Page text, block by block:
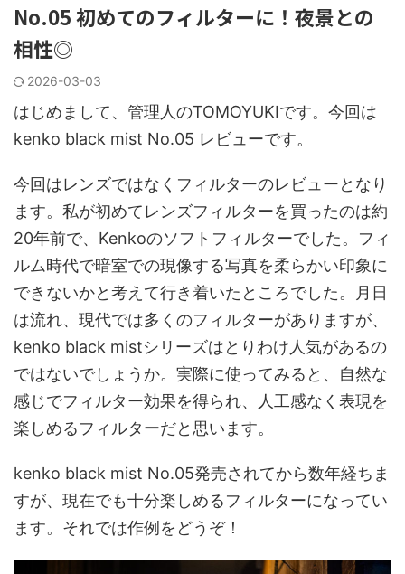
No.05 初めてのフィルターに！夜景との
相性◎
2026-03-03
はじめまして、管理人のTOMOYUKIです。今回は
kenko black mist No.05 レビューです。
今回はレンズではなくフィルターのレビューとなり
ます。私が初めてレンズフィルターを買ったのは約
20年前で、Kenkoのソフトフィルターでした。フィ
ルム時代で暗室での現像する写真を柔らかい印象に
できないかと考えて行き着いたところでした。月日
は流れ、現代では多くのフィルターがありますが、
kenko black mistシリーズはとりわけ人気があるの
ではないでしょうか。実際に使ってみると、自然な
感じでフィルター効果を得られ、人工感なく表現を
楽しめるフィルターだと思います。
kenko black mist No.05発売されてから数年経ちま
すが、現在でも十分楽しめるフィルターになってい
ます。それでは作例をどうぞ！